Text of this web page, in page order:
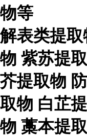
物等
解表类提
物 紫苏提
芥提取物
取物 白芷
物 藁本提